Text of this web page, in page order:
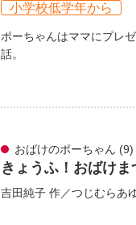
小学校低学年から
ポーちゃんはママにプレ
話。
おばけのポーちゃん (9)
きょうふ！おばけま
吉田純子 作／つじむらあ